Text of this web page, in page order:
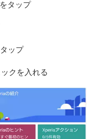
タップ
ップ
クを入れる